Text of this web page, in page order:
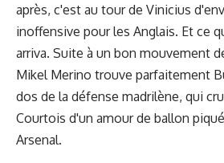
après, c'est au tour de Vinicius
inoffensive pour les Anglais. Et ce
arriva. Suite à un bon mouvement
Mikel Merino trouve parfaitement
dos de la défense madrilène, qui
Courtois d'un amour de ballon
Arsenal.